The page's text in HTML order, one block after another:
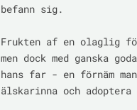
befann sig.
Frukten af en olaglig
men dock med ganska
hans far - en förnäm
älskarinna och adoptera